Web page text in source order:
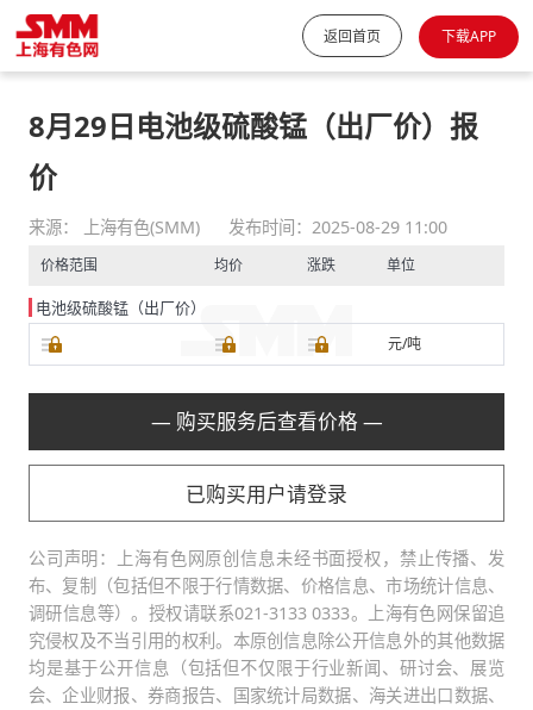
返回首页 下载APP
8月29日电池级硫酸锰（出厂价）报
价
来源： 上海有色(SMM) 发布时间：2025-08-29 11:00
价格范围 均价 涨跌 单位
电池级硫酸锰（出厂价）
元/吨
— 购买服务后查看价格 —
已购买用户请登录
公司声明：上海有色网原创信息未经书面授权，禁止传播、发
布、复制（包括但不限于行情数据、价格信息、市场统计信息、
调研信息等）。授权请联系021-3133 0333。上海有色网保留追
究侵权及不当引用的权利。本原创信息除公开信息外的其他数据
均是基于公开信息（包括但不仅限于行业新闻、研讨会、展览
会、企业财报、券商报告、国家统计局数据、海关进出口数据、